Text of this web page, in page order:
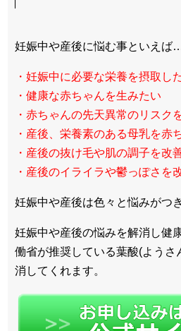
妊娠中や産後に悩む事といえば
・妊娠中に必要な栄養を摂取し
・健康な赤ちゃんを生みたい
・赤ちゃんの先天異常のリスク
・産後、栄養素のある母乳を赤
・産後の抜け毛や肌の調子を改
・産後のイライラや鬱っぽさを
妊娠中や産後は色々と悩みがつ
妊娠中や産後の悩みを解消し健
働省が推奨している葉酸(ようさ
消してくれます。